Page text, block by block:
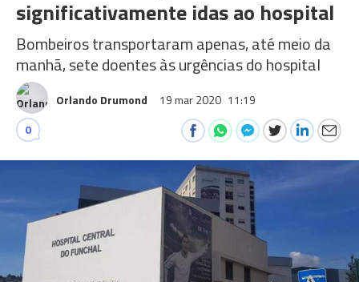
significativamente idas ao hospital
Bombeiros transportaram apenas, até meio da
manhã, sete doentes às urgências do hospital
Orlando Drumond 19 mar 2020 11:19
0